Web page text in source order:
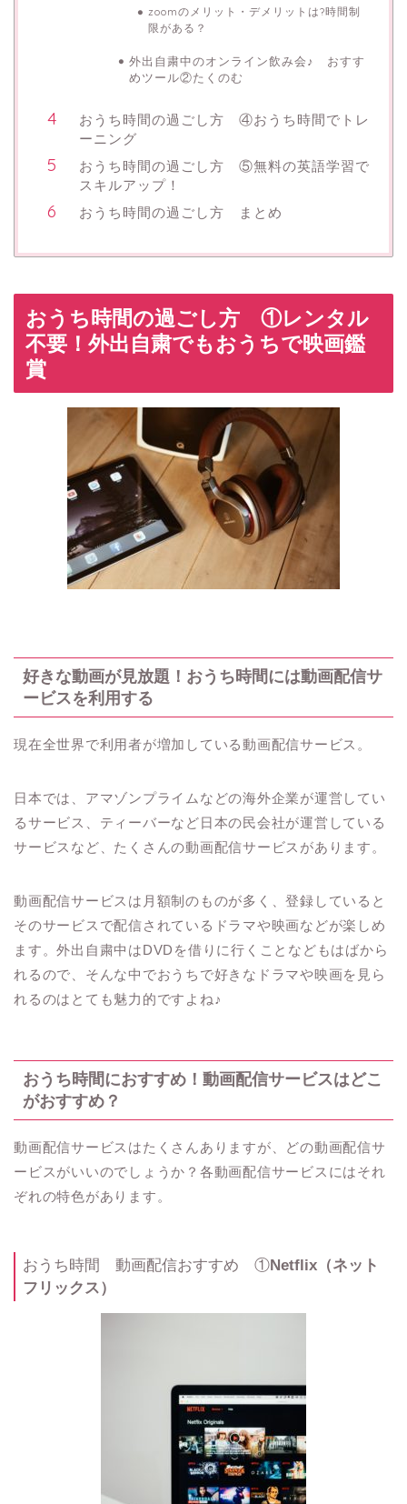
zoomのメリット・デメリットは?時間制
限がある？
外出自粛中のオンライン飲み会♪ おすす
めツール②たくのむ
おうち時間の過ごし方 ④おうち時間でトレ
ーニング
おうち時間の過ごし方 ⑤無料の英語学習で
スキルアップ！
おうち時間の過ごし方 まとめ
おうち時間の過ごし方 ①レンタル
不要！外出自粛でもおうちで映画鑑
賞
好きな動画が見放題！おうち時間には動画配信サ
ービスを利用する
現在全世界で利用者が増加している動画配信サービス。
日本では、アマゾンプライムなどの海外企業が運営してい
るサービス、ティーバーなど日本の民会社が運営している
サービスなど、たくさんの動画配信サービスがあります。
動画配信サービスは月額制のものが多く、登録していると
そのサービスで配信されているドラマや映画などが楽しめ
ます。外出自粛中はDVD を借りに行くことなどもはばから
れるので、そんな中でおうちで好きなドラマや映画を見ら
れるのはとても魅力的ですよね♪
おうち時間におすすめ！動画配信サービスはどこ
がおすすめ？
動画配信サービスはたくさんありますが、どの動画配信サ
ービスがいいのでしょうか？各動画配信サービスにはそれ
ぞれの特色があります。
おうち時間 動画配信おすすめ ①Netflix（ネット
フリックス）